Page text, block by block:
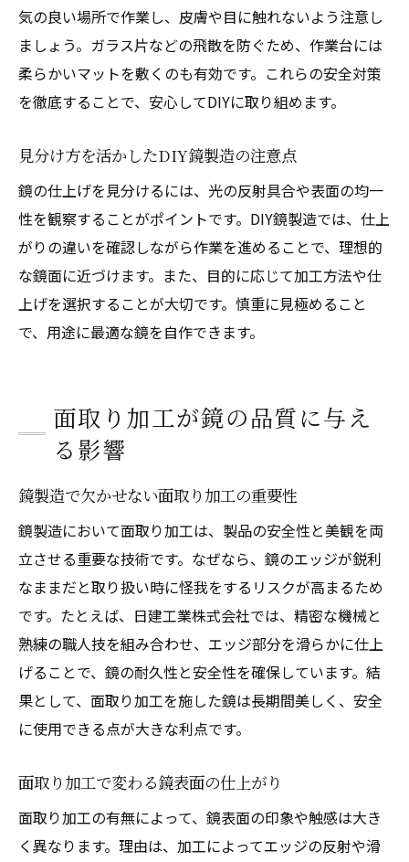
気の良い場所で作業し、皮膚や目に触れないよう注意し
ましょう。ガラス片などの飛散を防ぐため、作業台には
柔らかいマットを敷くのも有効です。これらの安全対策
を徹底することで、安心してDIYに取り組めます。
見分け方を活かしたDIY鏡製造の注意点
鏡の仕上げを見分けるには、光の反射具合や表面の均一
性を観察することがポイントです。DIY鏡製造では、仕上
がりの違いを確認しながら作業を進めることで、理想的
な鏡面に近づけます。また、目的に応じて加工方法や仕
上げを選択することが大切です。慎重に見極めること
で、用途に最適な鏡を自作できます。
面取り加工が鏡の品質に与え
る影響
鏡製造で欠かせない面取り加工の重要性
鏡製造において面取り加工は、製品の安全性と美観を両
立させる重要な技術です。なぜなら、鏡のエッジが鋭利
なままだと取り扱い時に怪我をするリスクが高まるため
です。たとえば、日建工業株式会社では、精密な機械と
熟練の職人技を組み合わせ、エッジ部分を滑らかに仕上
げることで、鏡の耐久性と安全性を確保しています。結
果として、面取り加工を施した鏡は長期間美しく、安全
に使用できる点が大きな利点です。
面取り加工で変わる鏡表面の仕上がり
面取り加工の有無によって、鏡表面の印象や触感は大き
く異なります。理由は、加工によってエッジの反射や滑